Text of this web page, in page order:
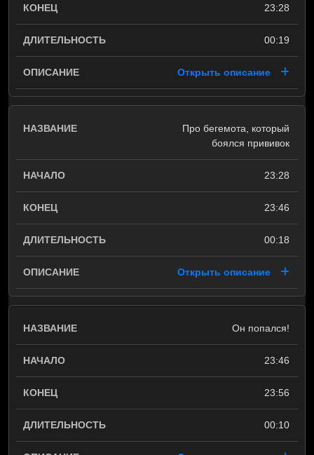
23:28
00:19
Открыть описание
Про бегемота, который
боялся прививок
23:28
23:46
00:18
Открыть описание
Он попался!
23:46
23:56
00:10